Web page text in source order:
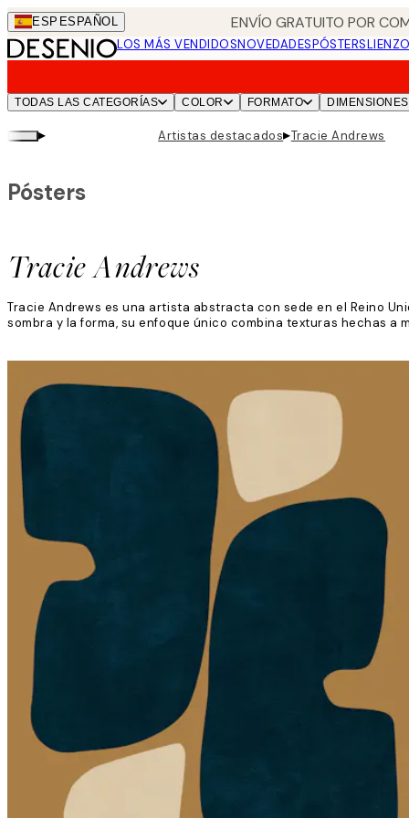
Skip
to
main
ESP ESPAÑOL ENVÍO GRATUITO POR
LOS MÁS VENDIDOSNOVEDADESPÓSTERS
TODAS LAS CATEGORÍAS COLOR FORMATO DIMENSIONES
▸ Artistas destacados▸Tracie Andrews
Tracie Andrews
Pósters
Tracie Andrews es una artista abstracta con sede en el Reino
sombra y la forma, su enfoque único combina texturas hechas